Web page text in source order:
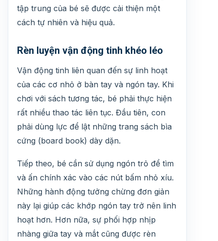
tập trung của bé sẽ được cải thiện một
cách tự nhiên và hiệu quả.
Rèn luyện vận động tinh khéo léo
Vận động tinh liên quan đến sự linh hoạt
của các cơ nhỏ ở bàn tay và ngón tay. Khi
chơi với sách tương tác, bé phải thực hiện
rất nhiều thao tác liên tục. Đầu tiên, con
phải dùng lực để lật những trang sách bìa
cứng (board book) dày dặn.
Tiếp theo, bé cần sử dụng ngón trỏ để tìm
và ấn chính xác vào các nút bấm nhỏ xíu.
Những hành động tưởng chừng đơn giản
này lại giúp các khớp ngón tay trở nên linh
hoạt hơn. Hơn nữa, sự phối hợp nhịp
nhàng giữa tay và mắt cũng được rèn